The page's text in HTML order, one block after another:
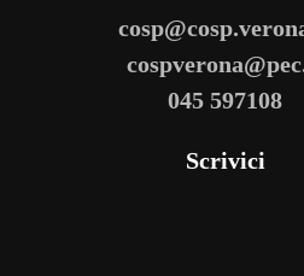
045 597108
Scrivici